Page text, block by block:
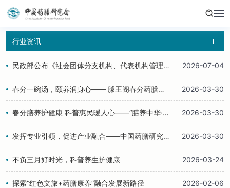
行业资讯
民政部公布《社会团体分支机构、代表机构管理办法》 2026-07-04
春分一碗汤，颐养润身心—— 滕王阁春分药膳科普活动圆满举行 2026-03-30
春分膳养护健康 科普惠民暖人心——“膳养中华·健康万家”中医食养药膳科普行活动走进戴益堂 2026-03-30
发挥专业引领，促进产业融合——中国药膳研究会产业促进专委会赴港参会交流 2026-03-30
不负三月好时光，科普养生护健康 2026-03-24
探索“红色文旅+药膳康养”融合发展新路径 2026-02-06